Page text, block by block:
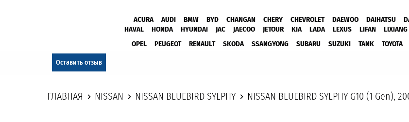
ACURA AUDI BMW BYD CHANGAN CHERY CHEVROLET DAEWOO DAIHATSU
HAVAL
HONDA HYUNDAI JAC JAECOO JETOUR KIA LADA LEXUS LIFAN LIXIANG
OPEL
PEUGEOT RENAULT SKODA SSANGYONG SUBARU SUZUKI TANK TOYOTA
Оставить отзыв
ГЛАВНАЯ NISSAN NISSAN BLUEBIRD SYLPHY NISSAN BLUEBIRD SYLPHY G10 (1 Gen),